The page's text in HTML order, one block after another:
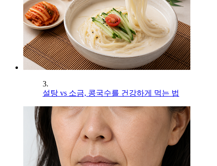
3.
설탕 vs 소금, 콩국수를 건강하게 먹는 법